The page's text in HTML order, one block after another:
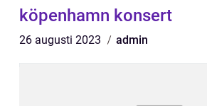
köpenhamn konsert
26 augusti 2023 admin